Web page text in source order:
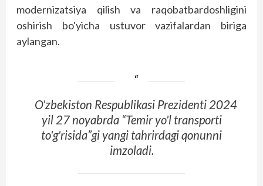
modernizatsiya qilish va raqobatbardoshligini
oshirish bo'yicha ustuvor vazifalardan biriga
aylangan.
O'zbekiston Respublikasi Prezidenti 2024
yil 27 noyabrda “Temir yo'l transporti
to'g'risida”gi yangi tahrirdagi qonunni
imzoladi.